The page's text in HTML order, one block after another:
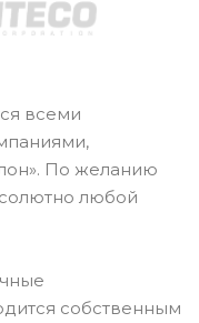
всеми
По желанию
любой
собственным